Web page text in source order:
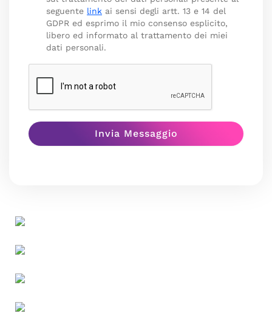
seguente link ai sensi degli artt. 13 e 14 del
GDPR ed esprimo il mio consenso esplicito,
libero ed informato al trattamento dei miei
dati personali.